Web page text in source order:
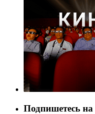
Подпишетесь